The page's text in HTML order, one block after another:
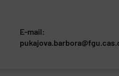
E-mail: